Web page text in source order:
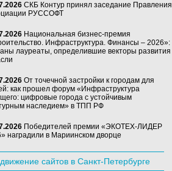
СКБ Контур принял заседание Правления
РУССОФТ
Национальная бизнес-премия
Инфраструктура. Финансы – 2026»:
лауреаты, определившие векторы развития
От точечной застройки к городам для
как прошел форум «Инфраструктура
цифровые города с устойчивым
наследием» в ТПП РФ
Победителей премии «ЭКОТЕХ-ЛИДЕР
наградили в Мариинском дворце
сайтов в Санкт-Петербурге